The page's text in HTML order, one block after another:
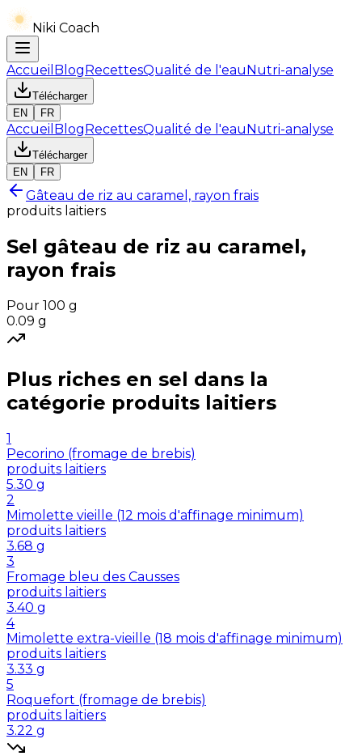
Niki Coach
Accueil BlogRecettesQualité de l'eauNutri-analyse
Télécharger
EN
FR
Accueil BlogRecettesQualité de l'eauNutri-analyse
Télécharger
EN
FR
Gâteau de riz au caramel, rayon frais
produits laitiers
Sel gâteau de riz au caramel,
rayon frais
Pour 100 g
0.09 g
Plus riches en sel dans la
catégorie produits laitiers
1
Pecorino (fromage de brebis)
produits laitiers
5.30 g
2
Mimolette vieille (12 mois d'affinage minimum)
produits laitiers
3.68 g
3
Fromage bleu des Causses
produits laitiers
3.40 g
4
Mimolette extra-vieille (18 mois d'affinage minimum)
produits laitiers
3.33 g
5
Roquefort (fromage de brebis)
produits laitiers
3.22 g